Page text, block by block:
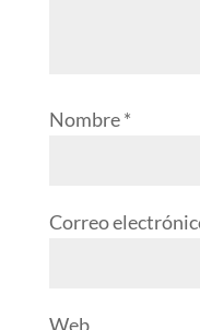
Nombre*
Correo
Web